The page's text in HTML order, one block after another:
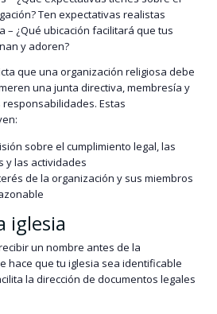
Ten expectativas realistas
– ¿Qué ubicación facilitará que tus
y adoren?
que una organización religiosa debe
una junta directiva, membresía y
Estas
sobre el cumplimiento legal, las
y las actividades
de la organización y sus miembros
iglesia
un nombre antes de la
hace que tu iglesia sea identificable
la dirección de documentos legales